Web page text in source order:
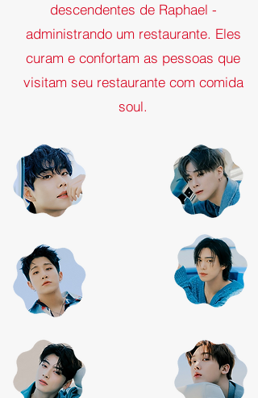
descendentes de Raphael -
administrando um restaurante. Eles
curam e confortam as pessoas que
visitam seu restaurante com comida
soul.